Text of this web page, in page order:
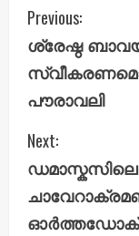
C
o
n
t
i
n
Previous:
ശ്രേഷ്ഠ
പൗരാവലി
Next: